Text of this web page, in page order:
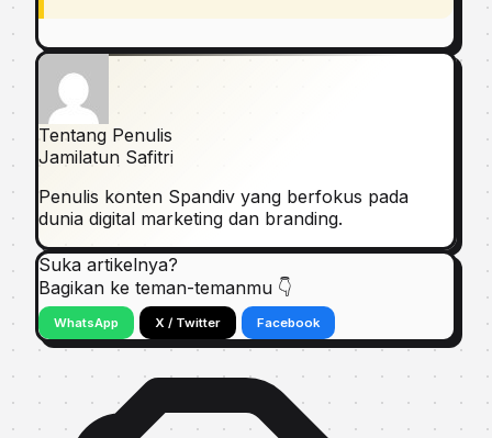
Tentang Penulis
Jamilatun Safitri
Penulis konten Spandiv yang berfokus pada
dunia digital marketing dan branding.
Suka artikelnya?
Bagikan ke teman-temanmu 👇
WhatsApp X / Twitter Facebook